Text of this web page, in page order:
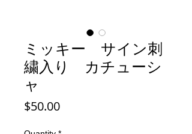
ミッキー サイン刺
繍入り カチューシ
ャ
$50.00Price